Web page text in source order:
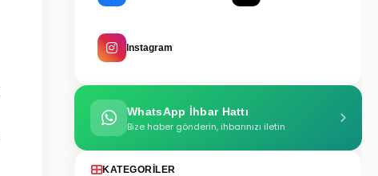
Instagram
WhatsApp İhbar Hattı
Bize haber gönderin, ihbarınızı iletin
KATEGORILER